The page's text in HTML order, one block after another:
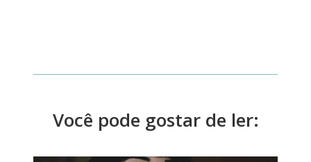
Você pode gostar de ler: